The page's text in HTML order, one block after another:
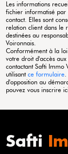
Les informations
fichier informatisé par
contact. Elles sont
relation client dans le
destinées au
Voironnais.
Conformément à la
votre droit d'accès
contactant Safti Immo
utilisant ce formulaire.
d'opposition au
pouvez vous inscrire
Safti